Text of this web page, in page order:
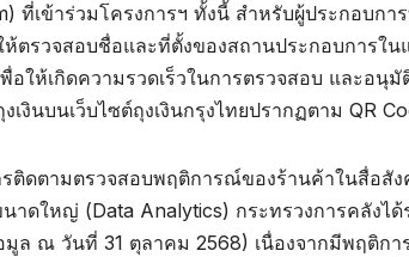
ที่เข้าร่วมโครงการฯ ทั้งนี้ สำหรับผู้ประกอบกา
ตรวจสอบชื่อและที่ตั้งของสถานประกอบการใน
ให้เกิดความรวดเร็วในการตรวจสอบ และอนุมั
งินบนเว็บไซต์ถุงเงินกรุงไทยปรากฏตาม QR
ติดตามตรวจสอบพฤติการณ์ของร้านค้าในสื่อสั
ดใหญ่ (Data Analytics) กระทรวงการคลังได้
มูล ณ วันที่ 31 ตุลาคม 2568) เนื่องจากมีพฤติก